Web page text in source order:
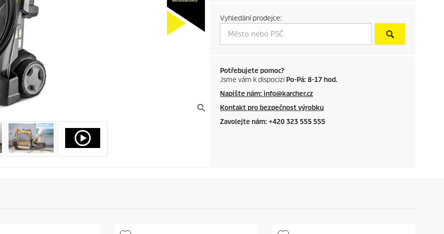
Vyhledání prodejce:
Potřebujete pomoc?
Jsme vám k dispocizi Po-Pá: 8-17 hod.
Napište nám: info@karcher.cz
Kontakt pro bezpečnost výrobku
Zavolejte nám: +420 323 555 555